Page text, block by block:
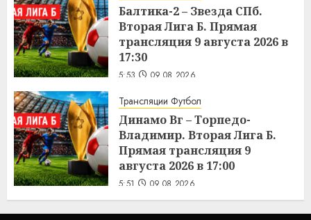
Балтика-2 – Звезда СПб.
Вторая Лига Б. Прямая
трансляция 9 августа 2026 в
17:30
5:53 09.08.2026
Трансляции Футбол
Динамо Вг – Торпедо-
Владимир. Вторая Лига Б.
Прямая трансляция 9
августа 2026 в 17:00
5:51 09.08.2026